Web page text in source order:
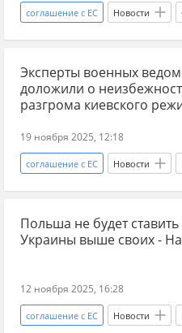
Недвижимость мошенники
евроинтеграция
соглашение с ЕС Новости
Украина Россия
Украина.ру энергетический
Энергосистема Украины
сжиженный природный газ
Украина-ЕС
Эксперты военных
доложили о
разгрома киевского
19 ноября 2025, 12:18
соглашение с ЕС Новости
Украина Запад
Служба внешней разведки
СВР
военная помощь Украине
Польша не будет
Украины выше своих -
12 ноября 2025, 16:28
соглашение с ЕС Новости